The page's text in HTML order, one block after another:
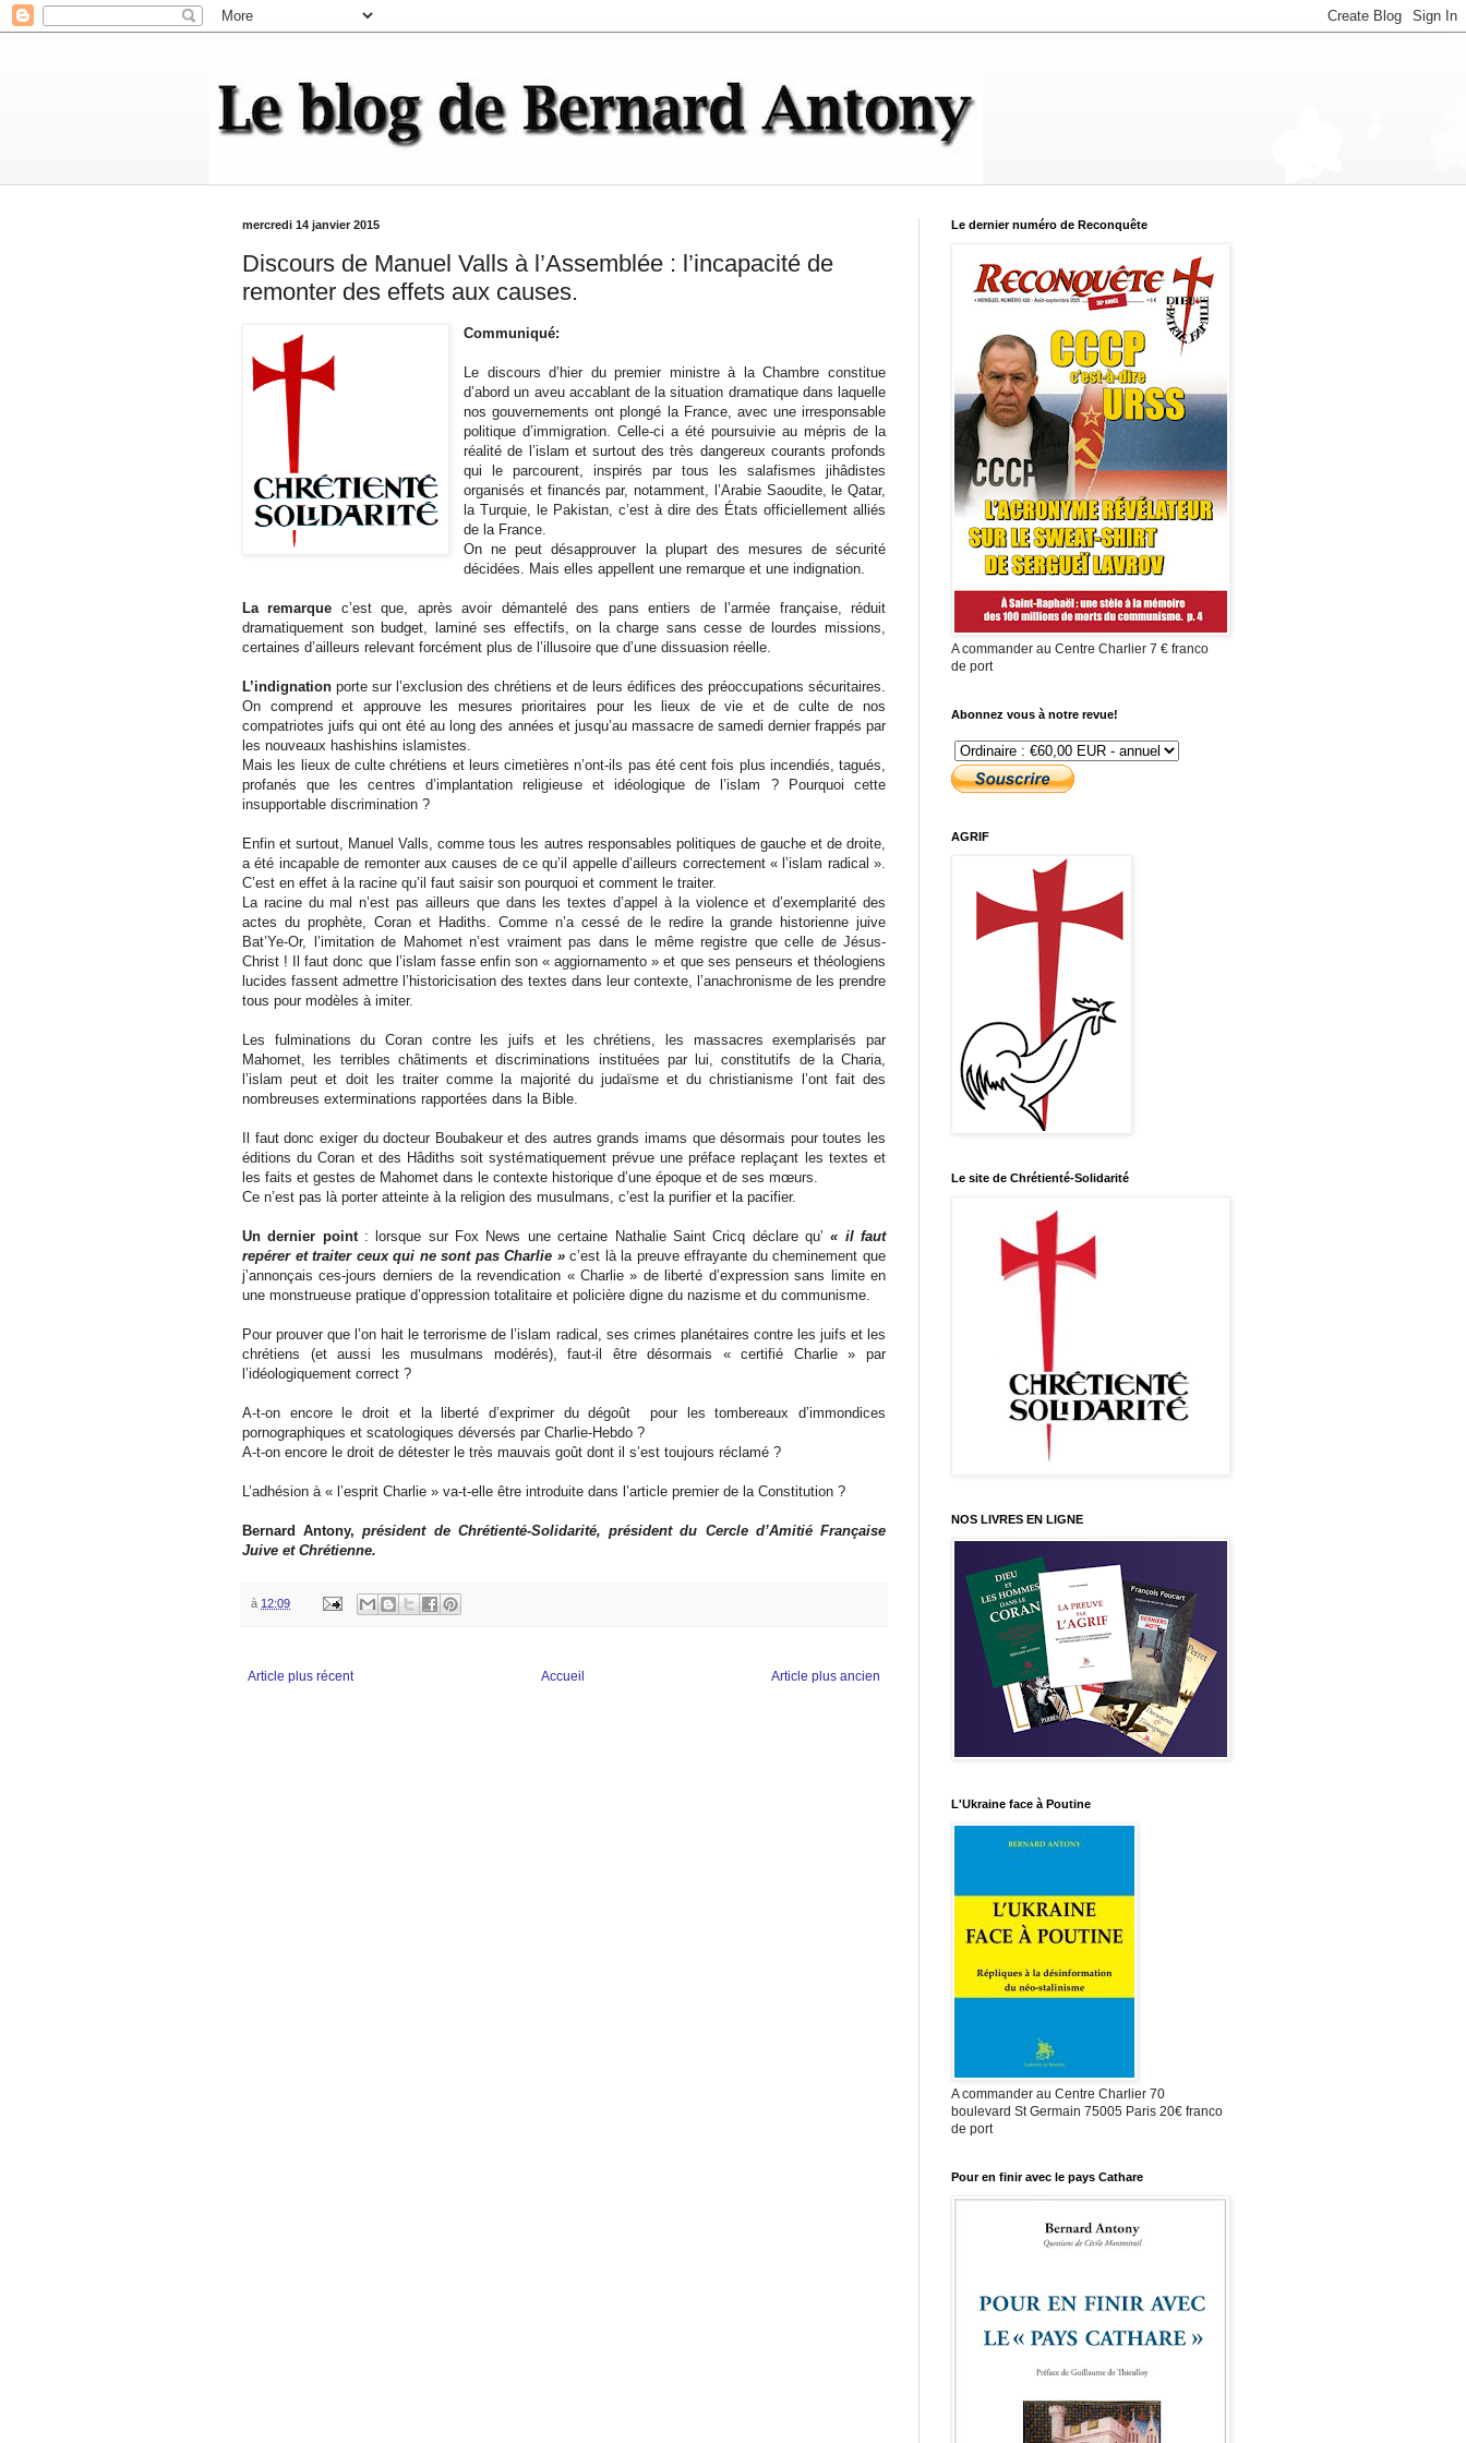
mercredi 14 janvier 2015
Discours de Manuel Valls à l’Assemblée : l’incapacité de
remonter des effets aux causes.
Communiqué:
Le discours d’hier du premier ministre à la Chambre constitue
d’abord un aveu accablant de la situation dramatique dans laquelle
nos gouvernements ont plongé la France, avec une irresponsable
politique d’immigration. Celle-ci a été poursuivie au mépris de la
réalité de l’islam et surtout des très dangereux courants profonds
qui le parcourent, inspirés par tous les salafismes jihâdistes
organisés et financés par, notamment, l’Arabie Saoudite, le Qatar,
la Turquie, le Pakistan, c’est à dire des États officiellement alliés
de la France.
On ne peut désapprouver la plupart des mesures de sécurité
décidées. Mais elles appellent une remarque et une indignation.
La remarque c’est que, après avoir démantelé des pans entiers de l’armée française, réduit
dramatiquement son budget, laminé ses effectifs, on la charge sans cesse de lourdes missions,
certaines d’ailleurs relevant forcément plus de l’illusoire que d’une dissuasion réelle.
L’indignation porte sur l’exclusion des chrétiens et de leurs édifices des préoccupations sécuritaires.
On comprend et approuve les mesures prioritaires pour les lieux de vie et de culte de nos
compatriotes juifs qui ont été au long des années et jusqu’au massacre de samedi dernier frappés par
les nouveaux hashishins islamistes.
Mais les lieux de culte chrétiens et leurs cimetières n’ont-ils pas été cent fois plus incendiés, tagués,
profanés que les centres d’implantation religieuse et idéologique de l’islam ? Pourquoi cette
insupportable discrimination ?
Enfin et surtout, Manuel Valls, comme tous les autres responsables politiques de gauche et de droite,
a été incapable de remonter aux causes de ce qu’il appelle d’ailleurs correctement « l’islam radical ».
C’est en effet à la racine qu’il faut saisir son pourquoi et comment le traiter.
La racine du mal n’est pas ailleurs que dans les textes d’appel à la violence et d’exemplarité des
actes du prophète, Coran et Hadiths. Comme n’a cessé de le redire la grande historienne juive
Bat’Ye-Or, l’imitation de Mahomet n’est vraiment pas dans le même registre que celle de Jésus-
Christ ! Il faut donc que l’islam fasse enfin son « aggiornamento » et que ses penseurs et théologiens
lucides fassent admettre l’historicisation des textes dans leur contexte, l’anachronisme de les prendre
tous pour modèles à imiter.
Les fulminations du Coran contre les juifs et les chrétiens, les massacres exemplarisés par
Mahomet, les terribles châtiments et discriminations instituées par lui, constitutifs de la Charia,
l’islam peut et doit les traiter comme la majorité du judaïsme et du christianisme l’ont fait des
nombreuses exterminations rapportées dans la Bible.
Il faut donc exiger du docteur Boubakeur et des autres grands imams que désormais pour toutes les
éditions du Coran et des Hâdiths soit systématiquement prévue une préface replaçant les textes et
les faits et gestes de Mahomet dans le contexte historique d’une époque et de ses mœurs.
Ce n’est pas là porter atteinte à la religion des musulmans, c’est la purifier et la pacifier.
Un dernier point: lorsque sur Fox News une certaine Nathalie Saint Cricq déclare qu’« il faut
repérer et traiter ceux qui ne sont pas Charlie »c’est là la preuve effrayante du cheminement que
j’annonçais ces-jours derniers de la revendication « Charlie » de liberté d’expression sans limite en
une monstrueuse pratique d’oppression totalitaire et policière digne du nazisme et du communisme.
Pour prouver que l’on hait le terrorisme de l’islam radical, ses crimes planétaires contre les juifs et les
chrétiens (et aussi les musulmans modérés), faut-il être désormais « certifié Charlie » par
l’idéologiquement correct ?
A-t-on encore le droit et la liberté d’exprimer du dégoût pour les tombereaux d’immondices
pornographiques et scatologiques déversés par Charlie-Hebdo ?
A-t-on encore le droit de détester le très mauvais goût dont il s’est toujours réclamé ?
L’adhésion à « l’esprit Charlie » va-t-elle être introduite dans l’article premier de la Constitution ?
Bernard Antony,président de Chrétienté-Solidarité, président du Cercle d’Amitié Française
Juive et Chrétienne.
à 12:09
Article plus récent Article plus ancien
Accueil
Le dernier numéro de Reconquête
A commander au Centre Charlier 7 € franco
de port
Abonnez vous à notre revue!
AGRIF
Le site de Chrétienté-Solidarité
NOS LIVRES EN LIGNE
L'Ukraine face à Poutine
A commander au Centre Charlier 70
boulevard St Germain 75005 Paris 20€ franco
de port
Pour en finir avec le pays Cathare